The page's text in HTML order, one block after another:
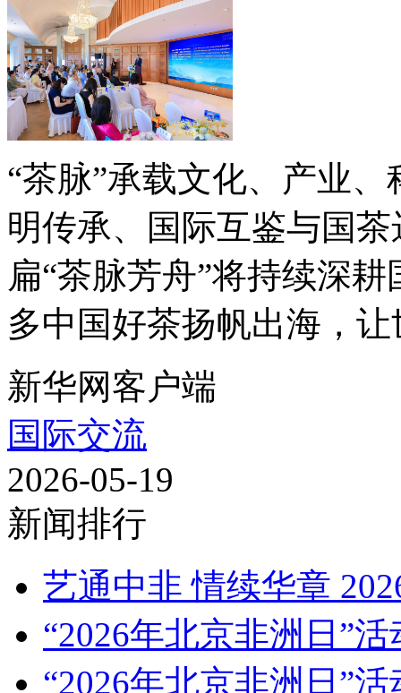
“茶脉”承载文化、产业
明传承、国际互鉴与国
扁“茶脉芳舟”将持续深
多中国好茶扬帆出海，让
新华网客户端
国际交流
2026-05-19
新闻排行
艺通中非 情续华章
“2026年北京非洲日”
“2026年北京非洲日”